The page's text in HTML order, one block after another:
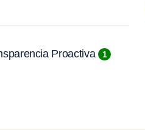
Proactiva 1